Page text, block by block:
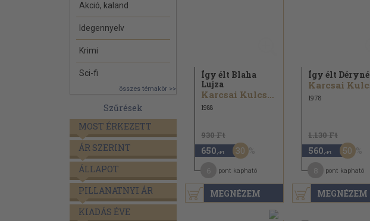
Akció, kaland
Idegennyelv
Krimi
Sci-fi
összes témakör >>
Szűrések
MOST ÉRKEZETT
ÁR SZERINT
ÁLLAPOT
PILLANATNYI ÁR
KIADÁS ÉVE
MEGNÉZEM
Így élt Blaha
Lujza
Karcsai Kulcsár István
1988
930 Ft
650 ,-Ft 30
pont kapható
MEGNÉZEM
Így élt Déryné
1978
1.130 Ft
560 ,-Ft 50
pont kapható